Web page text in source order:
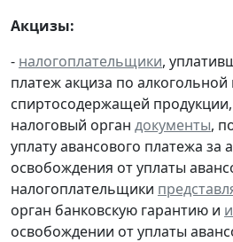
Акцизы:
- налогоплательщики,
платеж акциза по алкогольной
спиртосодержащей продукции,
налоговый орган документы,
уплату авансового платежа за
освобождения от уплаты
налогоплательщики
орган банковскую гарантию и
освобождении от уплаты